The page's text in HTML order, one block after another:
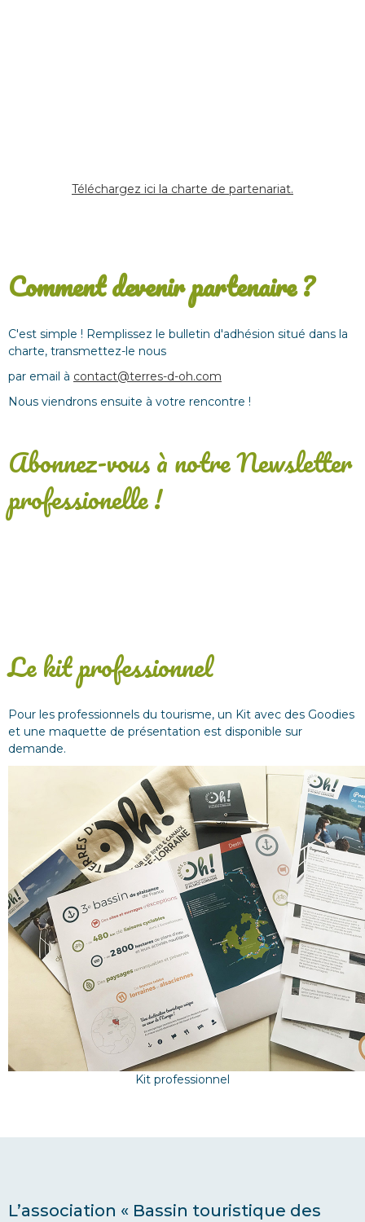
Téléchargez ici la charte de partenariat.
Comment devenir partenaire ?
C'est simple ! Remplissez le bulletin d'adhésion situé dans la
charte, transmettez-le nous
par email à contact@terres-d-oh.com
Nous viendrons ensuite à votre rencontre !
Abonnez-vous à notre Newsletter
professionelle !
Le kit professionnel
Pour les professionnels du tourisme, un Kit avec des Goodies
et une maquette de présentation est disponible sur
demande.
Kit professionnel
L’association « Bassin touristique des